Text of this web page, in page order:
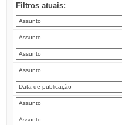
Filtros atuais: